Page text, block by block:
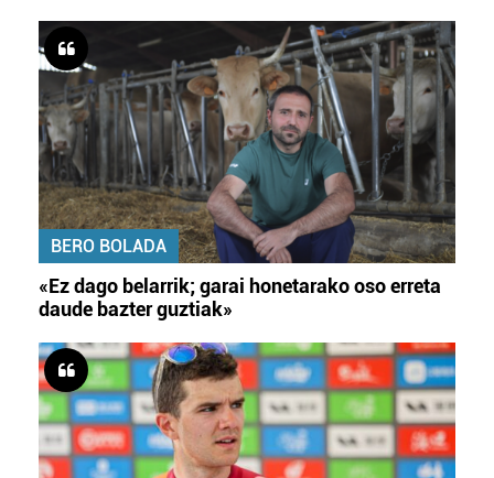
BERO BOLADA
«Ez dago belarrik; garai honetarako oso erreta
daude bazter guztiak»